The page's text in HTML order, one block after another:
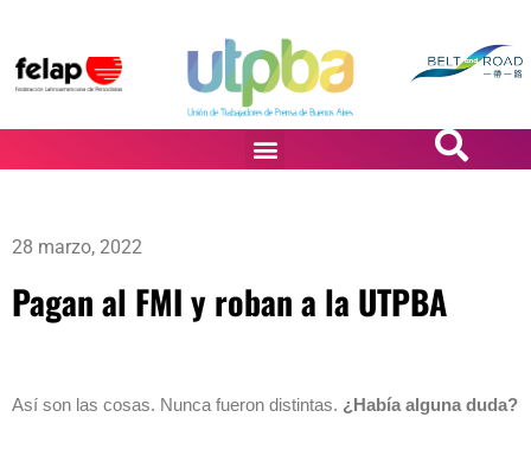
28 marzo, 2022
Pagan al FMI y roban a la UTPBA
Así son las cosas. Nunca fueron distintas. ¿Había alguna duda?